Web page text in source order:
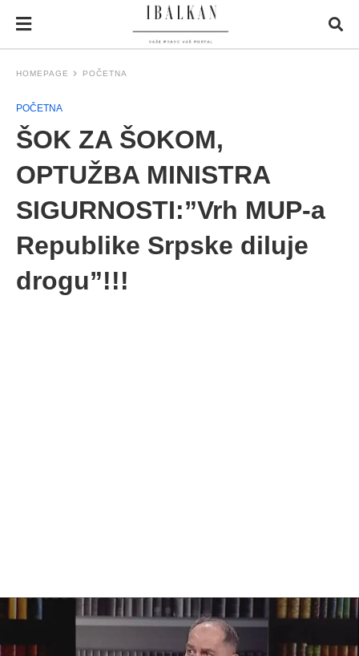
HOMEPAGE POČETNA
POČETNA
ŠOK ZA ŠOKOM,
OPTUŽBA MINISTRA
SIGURNOSTI:”Vrh MUP-a
Republike Srpske diluje
drogu”!!!